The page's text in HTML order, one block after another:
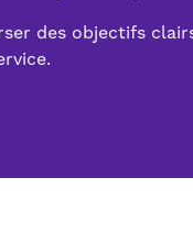
des objectifs